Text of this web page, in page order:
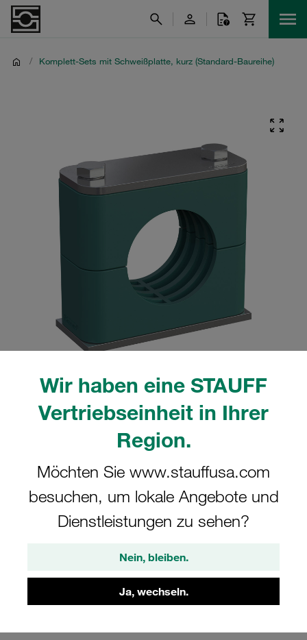
Wir haben eine STAUFF
Vertriebseinheit in Ihrer
Region.
Möchten Sie www.stauffusa.com
besuchen, um lokale Angebote und
Dienstleistungen zu sehen?
Nein, bleiben.
Ja, wechseln.
/ Komplett-Sets mit Schweißplatte, kurz (Standard-Baureihe)
tatsächlichen Produkt abweichen.
Mehr anzeigen
Komplettschelle Standard-Baureihe Gr.
4 Ø28mm Polypropylen W4
Anschweißpl., kurz Deckpl., AS-
Schraube gerippt, mit Vorspannung
SP-428-PP-DP-AS-M-W4
STAUFF Materialnr. 1110000875